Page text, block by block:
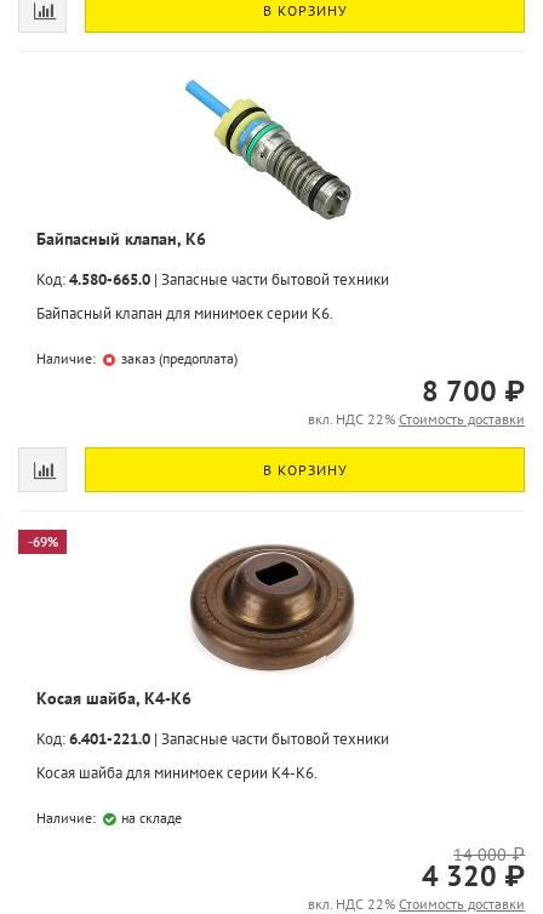
В КОРЗИНУ
Байпасный клапан, K6
Код:4.580-665.0 | Запасные части бытовой техники
Байпасный клапан для минимоек серии K6.
Наличие: заказ (предоплата)
8 700 ₽
вкл. НДС 22% Стоимость доставки
В КОРЗИНУ
-69%
Косая шайба, K4-K6
Код:6.401-221.0 | Запасные части бытовой техники
Косая шайба для минимоек серии K4-K6.
Наличие: на складе
14 000 ₽
4 320 ₽
вкл. НДС 22% Стоимость доставки